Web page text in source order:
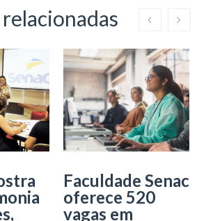
Faculdade Senac
oferece 520
vagas em